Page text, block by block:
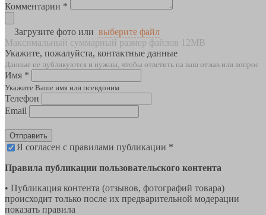
Комментарии *
Загрузите фото или выберите файл
Максимальный суммарный размер файлов 12MB
Укажите, пожалуйста, контактные данные
Данные не публикуются и нужны, чтобы ответить на ваш отзыв или вопрос
Имя *
Укажите Ваше имя или псевдоним
Телефон
Email
Отправить
Я согласен с правилами публикации *
Правила публикации пользовательского контента
• Публикация контента (отзывов, фотографий товара)
происходит только после их предварительной модерации
показать правила